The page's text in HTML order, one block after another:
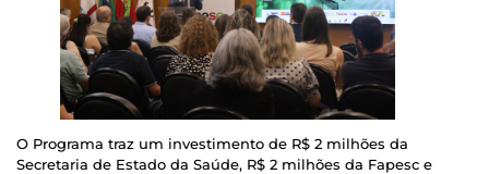
O Programa traz um investimento de R$ 2 milhões da
Secretaria de Estado da Saúde, R$ 2 milhões da Fapesc e